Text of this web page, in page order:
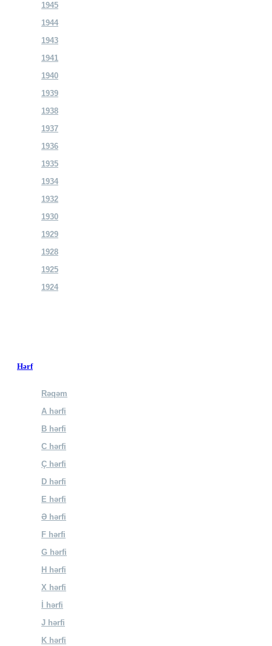
1945
1944
1943
1941
1940
1939
1938
1937
1936
1935
1934
1932
1930
1929
1928
1925
1924
Hərf
Rəqəm
A hərfi
B hərfi
C hərfi
Ç hərfi
D hərfi
E hərfi
Ə hərfi
F hərfi
G hərfi
H hərfi
X hərfi
İ hərfi
J hərfi
K hərfi